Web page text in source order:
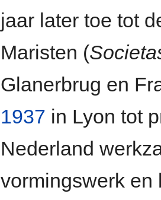
jaar later toe tot
Maristen (
Glanerbrug en
1937 in Lyon tot
Nederland
vormingswerk